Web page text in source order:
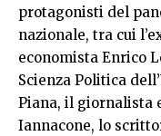
protagonisti del
nazionale, tra cui
economista Enrico
Scienza Politica
Piana, il giornalista
Iannacone, lo